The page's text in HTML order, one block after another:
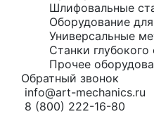
Шлифовальные
Оборудование
Универсальные
Станки
Прочее
Обратный звонок
info@art-mechanics.ru
8 (800) 222-16-80